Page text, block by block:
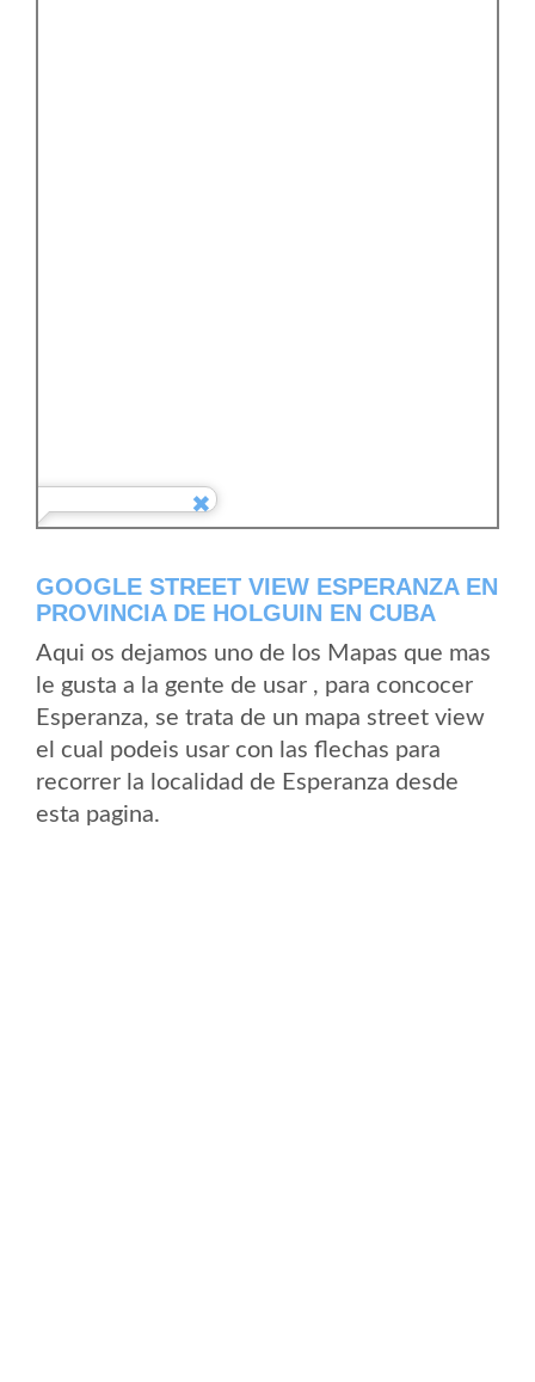
GOOGLE STREET VIEW ESPERANZA EN
PROVINCIA DE HOLGUIN EN CUBA
Aqui os dejamos uno de los Mapas que mas
le gusta a la gente de usar , para concocer
Esperanza, se trata de un mapa street view
el cual podeis usar con las flechas para
recorrer la localidad de Esperanza desde
esta pagina.